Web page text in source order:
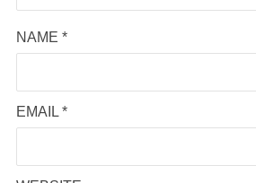
NAME *
EMAIL *